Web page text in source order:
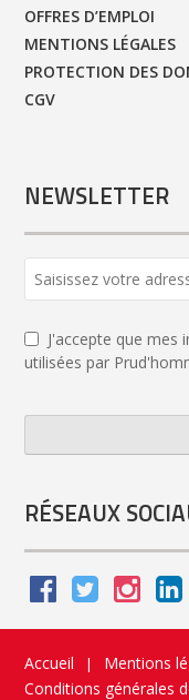
OFFRES D’EMPLOI
MENTIONS LÉGALES
PROTECTION DES
CGV
NEWSLETTER
J'accepte que
utilisées par
RÉSEAUX
Accueil | Mentions
Conditions générales